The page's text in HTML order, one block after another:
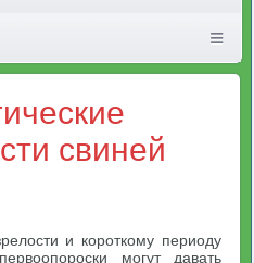
свиней
и короткому периоду
могут давать